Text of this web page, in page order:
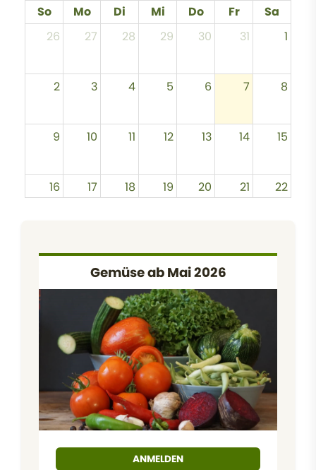
Gemüse ab Mai 2026
ANMELDEN
So Mo Di Mi Do Fr
Sa
26
27 28 29 30 31 1
2 3 4 5 6 7 8
9 10 11 12 13 14 15
16 17 18 19 20 21 22
10:00 Uhr
satz
1 2 3